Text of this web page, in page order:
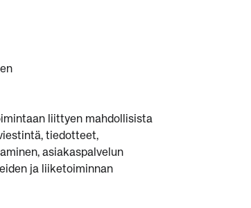
liittyen mahdollisista
tiedotteet,
asiakaspalvelun
ja liiketoiminnan